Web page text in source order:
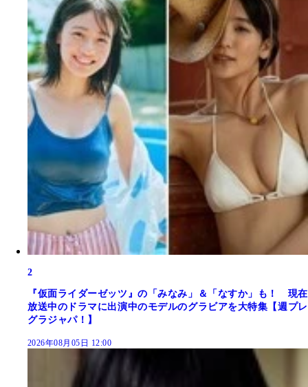
2
『仮面ライダーゼッツ』の「みなみ」＆「なすか」も！ 現在
放送中のドラマに出演中のモデルのグラビアを大特集【週プレ
グラジャパ！】
2026年08月05日 12:00